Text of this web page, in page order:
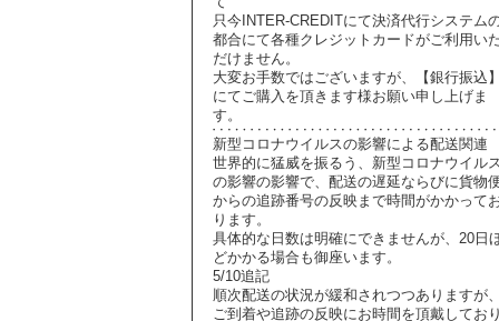
只今INTER-CREDITにて決済代行システム
都合にて各種クレジットカードがご利用い
だけません。
大変お手数ではございますが、【銀行振込】
にてご購入を頂きます様お願い申し上げま
す。
新型コロナウイルスの影響による配送関連
世界的に猛威を振るう、新型コロナウイルス
の影響の影響で、配送の遅延ならびに貨物
からの追跡番号の反映まで時間がかかって
ります。
具体的な日数は明確にできませんが、20日
どかかる場合も御座います。
5/10追記
順次配送の状況が緩和されつつありますが、
ご到着や追跡の反映にお時間を頂戴しており